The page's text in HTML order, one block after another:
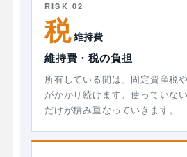
RISK 02
税 維持費
維持費・税の負担
所有している間は、固定資産税
がかかり続けます。使っていな
だけが積み重なっていきます。